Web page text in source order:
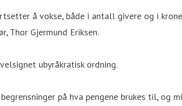
å vokse, både i antall givere og i
Thor Gjermund Eriksen.
ubyråkratisk ordning.
på hva pengene brukes til,